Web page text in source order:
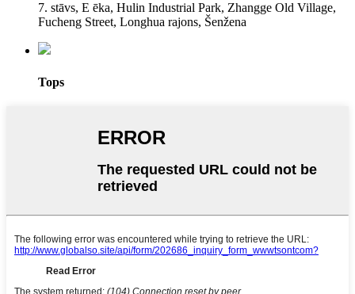
7. stāvs, E ēka, Hulin Industrial Park, Zhangge Old Village,
Fucheng Street, Longhua rajons, Šenžena
Tops